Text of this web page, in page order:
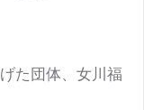
た団体、女川福